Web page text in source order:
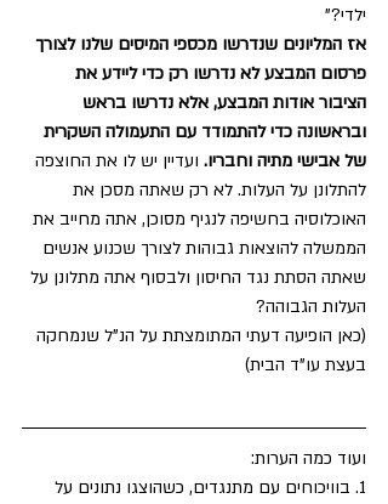
ילדי?”
אז המליונים שנדרשו מכספי המיסים שלנו לצורך
פרסום המבצע לא נדרשו רק כדי ליידע את
הציבור אודות המבצע, אלא נדרשו בראש
ובראשונה כדי להתמודד עם התעמולה השקרית
של אבישי מתיה וחבריו. ועדיין יש לו את החוצפה
להתלונן על העלות. לא רק שאתה מסכן את
האוכלוסיה בחשיפה לנגיף מסוכן, אתה מחייב את
הממשלה להוצאות גבוהות לצורך שכנוע אנשים
שאתה הסתת נגד החיסון ולבסוף אתה מתלונן על
העלות הגבוהה?
(כאן הופיעה דעתי המתומצתת על הנ”ל שנמחקה
בעצת עו”ד הבית)
ועוד כמה הערות:
1. בוויכוחים עם מתנגדים, כשהוצגו נתונים על